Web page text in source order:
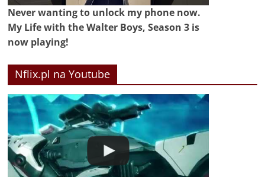
Never wanting to unlock my phone now.
My Life with the Walter Boys, Season 3 is
now playing!
Nflix.pl na Youtube